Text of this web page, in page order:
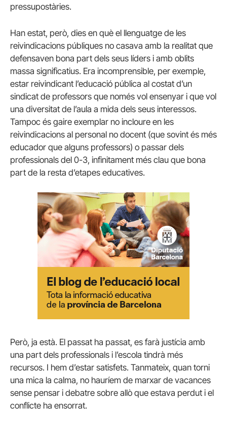
pressupostàries.
Han estat, però, dies en què el llenguatge de les
reivindicacions públiques no casava amb la realitat que
defensaven bona part dels seus líders i amb oblits
massa significatius. Era incomprensible, per exemple,
estar reivindicant l’educació pública al costat d’un
sindicat de professors que només vol ensenyar i que vol
una diversitat de l’aula a mida dels seus interessos.
Tampoc és gaire exemplar no incloure en les
reivindicacions al personal no docent (que sovint és més
educador que alguns professors) o passar dels
professionals del 0-3, infinitament més clau que bona
part de la resta d’etapes educatives.
Però, ja està. El passat ha passat, es farà justícia amb
una part dels professionals i l’escola tindrà més
recursos. I hem d’estar satisfets. Tanmateix, quan torni
una mica la calma, no hauríem de marxar de vacances
sense pensar i debatre sobre allò que estava perdut i el
conflicte ha ensorrat.